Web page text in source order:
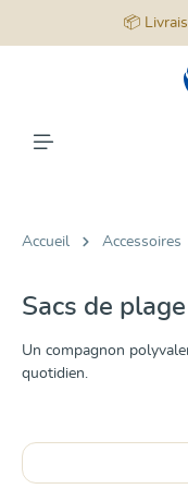
📦
Accueil Accessoires
Sacs de plage
Un compagnon
quotidien.
En savoir plus